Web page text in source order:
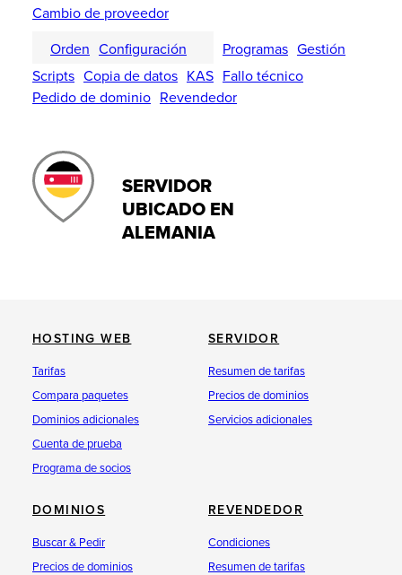
Cambio de proveedor
Orden Configuración Programas Gestión
Scripts Copia de datos KAS Fallo técnico
Pedido de dominio Revendedor
SERVIDOR
UBICADO EN
ALEMANIA
HOSTING WEB
Tarifas
Compara paquetes
Dominios adicionales
Cuenta de prueba
Programa de socios
SERVIDOR
Resumen de tarifas
Precios de dominios
Servicios adicionales
DOMINIOS
Buscar & Pedir
Precios de dominios
REVENDEDOR
Condiciones
Resumen de tarifas